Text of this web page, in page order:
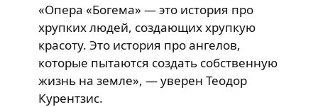
«Опера «Богема» — это история про
хрупких людей, создающих хрупкую
красоту. Это история про ангелов,
которые пытаются создать собственную
жизнь на земле», — уверен Теодор
Курентзис.